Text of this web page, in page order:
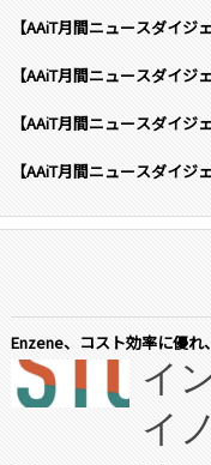
【AAiT月間ニュースダイジ
【AAiT月間ニュースダイジ
【AAiT月間ニュースダイジ
【AAiT月間ニュースダイジ
Enzene、コスト効率に優
イ
イ